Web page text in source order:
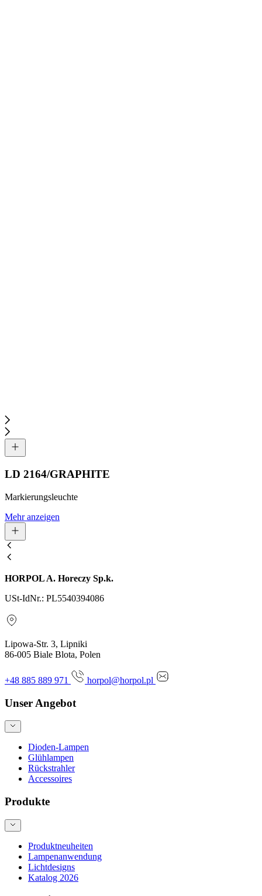
LD 2164/GRAPHITE
Markierungsleuchte
Mehr anzeigen
HORPOL A. Horeczy Sp.k.
USt-IdNr.: PL5540394086
Lipowa-Str. 3, Lipniki
86-005 Biale Blota, Polen
+48 885 889 971 horpol@horpol.pl
Unser Angebot
Dioden-Lampen
Glühlampen
Rückstrahler
Accessoires
Produkte
Produktneuheiten
Lampenanwendung
Lichtdesigns
Katalog 2026